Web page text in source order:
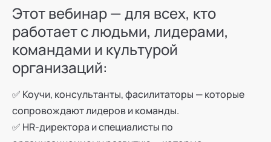
Этот вебинар — для всех, кто
работает с людьми, лидерами,
командами и культурой
организаций:
✅ Коучи, консультанты, фасилитаторы — которые
сопровождают лидеров и команды.
✅ HR-директора и специалисты по